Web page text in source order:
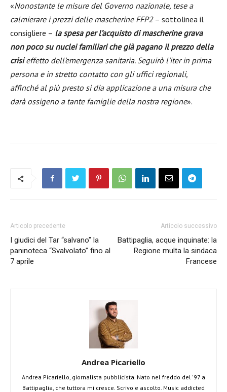
«Nonostante le misure del Governo nazionale, tese a
calmierare i prezzi delle mascherine FFP2– sottolinea il
consigliere – la spesa per l’acquisto di mascherine grava
non poco su nuclei familiari che già pagano il prezzo della
crisieffetto dell’emergenza sanitaria. Seguirò l’iter in prima
persona e in stretto contatto con gli uffici regionali,
affinché al più presto si dia applicazione a una misura che
darà ossigeno a tante famiglie della nostra regione».
Articolo precedente
I giudici del Tar “salvano” la
paninoteca “Svalvolato” fino al
7 aprile
Articolo successivo
Battipaglia, acque inquinate: la
Regione multa la sindaca
Francese
Andrea Picariello
Andrea Picariello, giornalista pubblicista. Nato nel freddo del '97 a
Battipaglia, che tuttora mi cresce. Scrivo e ascolto. Music addicted